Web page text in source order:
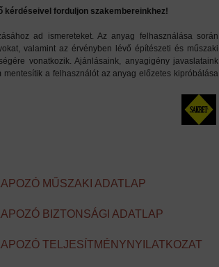
kérdéseivel forduljon szakembereinkhez!
ad ismereteket. Az anyag felhasználása során
valamint az érvényben lévő építészeti és műszaki
vonatkozik. Ajánlásaink, anyagigény javaslataink
a felhasználót az anyag előzetes kipróbálása
MŰSZAKI ADATLAP
BIZTONSÁGI ADATLAP
TELJESÍTMÉNYNYILATKOZAT